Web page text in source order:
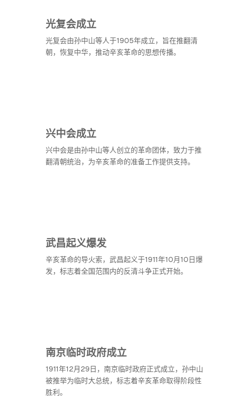
光复会成立
光复会由孙中山等人于1905年成立，旨在推翻清
朝，恢复中华，推动辛亥革命的思想传播。
兴中会成立
兴中会是由孙中山等人创立的革命团体，致力于推
翻清朝统治，为辛亥革命的准备工作提供支持。
武昌起义爆发
辛亥革命的导火索，武昌起义于1911年10月10日爆
发，标志着全国范围内的反清斗争正式开始。
南京临时政府成立
1911年12月29日，南京临时政府正式成立，孙中山
被推举为临时大总统，标志着辛亥革命取得阶段性
胜利。